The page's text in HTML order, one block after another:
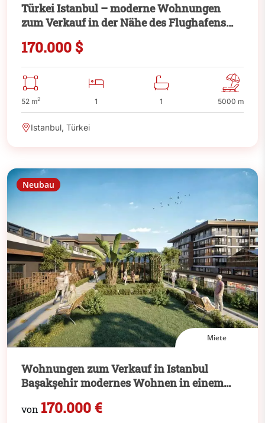
Türkei Istanbul – moderne Wohnungen
zum Verkauf in der Nähe des Flughafens
170.000 $
52 m2 1 1 5000 m
Istanbul, Türkei
Neubau
Miete
Wohnungen zum Verkauf in Istanbul
Başakşehir modernes Wohnen in einem
von 170.000 €